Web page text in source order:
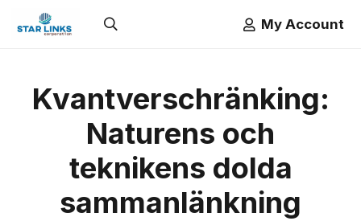
My Account
Kvantverschränking:
Naturens och
teknikens dolda
sammanlänkning